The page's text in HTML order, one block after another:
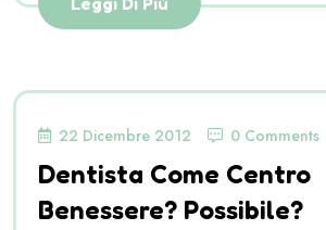
22 Dicembre 2012 0 Comments
Dentista Come Centro
Benessere? Possibile?